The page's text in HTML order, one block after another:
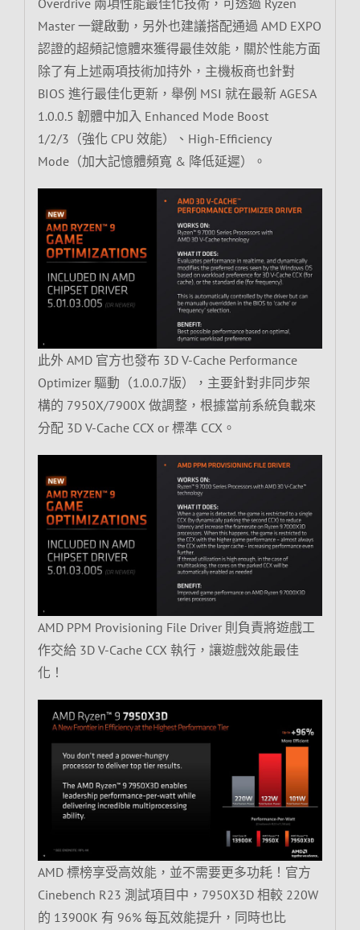
Master 一鍵啟動，另外也建議搭配通過 AMD EXPO
認證的超頻記憶體來獲得最佳效能，關於性能方面
除了有上述兩項技術加持外，主機板商也針對
BIOS 進行最佳化更新，舉例 MSI 就在最新 AGESA
1.0.0.5 韌體中加入 Enhanced Mode Boost
1/2/3（強化 CPU 效能）、High-Efficiency
Mode（加大記憶體頻寬 & 降低延遲）。
此外 AMD 官方也發布 3D V-Cache Performance
Optimizer 驅動（1.0.0.7版），主要針對非同步架
構的 7950X/7900X 做調整，根據當前系統負載來
分配 3D V-Cache CCX or 標準 CCX。
AMD PPM Provisioning File Driver 則負責將遊戲工
作交給 3D V-Cache CCX 執行，讓遊戲效能最佳
化！
AMD 標榜享受高效能，並不需要更多功耗！官方
Cinebench R23 測試項目中，7950X3D 相較 220W
的 13900K 有 96% 每瓦效能提升，同時也比